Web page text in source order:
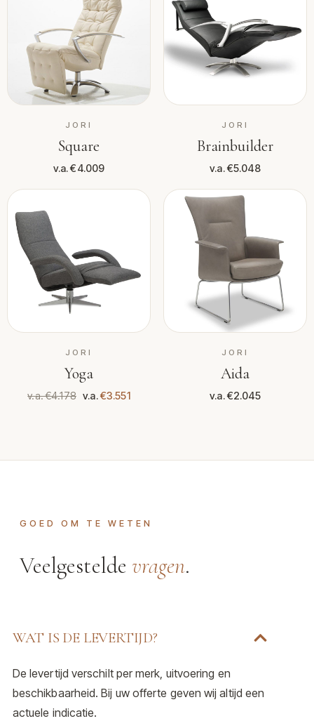
JORI
Square
v.a. €4.009
JORI
Brainbuilder
v.a. €5.048
JORI
Yoga
v.a. €4.178 v.a.€3.551
JORI
Aida
v.a. €2.045
GOED OM TE WETEN
Veelgestelde vragen.
WAT IS DE LEVERTIJD?
De levertijd verschilt per merk, uitvoering en
beschikbaarheid. Bij uw offerte geven wij altijd een
actuele indicatie.